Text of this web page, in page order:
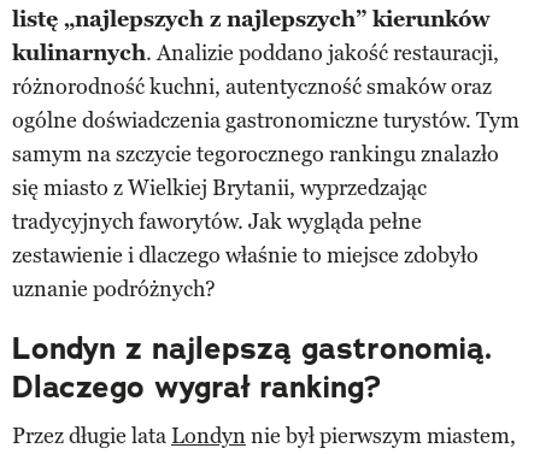
listę „najlepszych z najlepszych” kierunków
kulinarnych. Analizie poddano jakość restauracji,
różnorodność kuchni, autentyczność smaków oraz
ogólne doświadczenia gastronomiczne turystów. Tym
samym na szczycie tegorocznego rankingu znalazło
się miasto z Wielkiej Brytanii, wyprzedzając
tradycyjnych faworytów. Jak wygląda pełne
zestawienie i dlaczego właśnie to miejsce zdobyło
uznanie podróżnych?
Londyn z najlepszą gastronomią.
Dlaczego wygrał ranking?
Przez długie lata Londynnie był pierwszym miastem,